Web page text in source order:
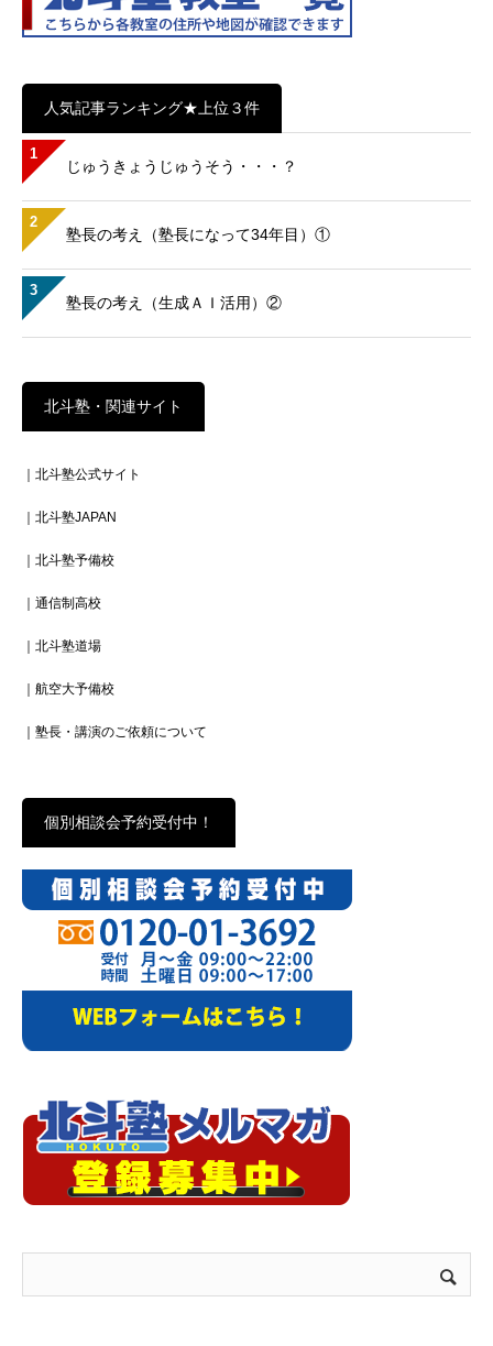
人気記事ランキング★上位３件
1
じゅうきょうじゅうそう・・・？
2
塾長の考え（塾長になって34年目）①
3
塾長の考え（生成ＡＩ活用）②
北斗塾・関連サイト
｜北斗塾公式サイト
｜北斗塾JAPAN
｜北斗塾予備校
｜通信制高校
｜北斗塾道場
｜航空大予備校
｜塾長・講演のご依頼について
個別相談会予約受付中！